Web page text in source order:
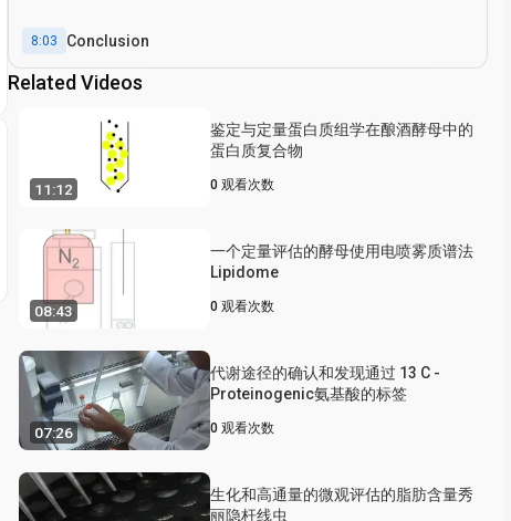
8:03 Conclusion
Related Videos
11:12
鉴定与定量蛋白质组学在酿酒酵母中的
蛋白质复合物
0 观看次数
08:43
一个定量评估的酵母使用电喷雾质谱法
Lipidome
0 观看次数
07:26
代谢途径的确认和发现通过 13 C -
Proteinogenic氨基酸的标签
0 观看次数
生化和高通量的微观评估的脂肪含量秀
丽隐杆线虫